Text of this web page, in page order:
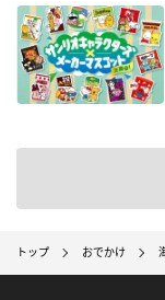
トップ おでかけ